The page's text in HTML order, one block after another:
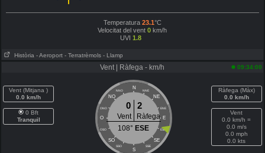
Temperatura 23.1°C
Velocitat del vent 0 km/h
UVI 1.8
Història - Aeroport - Terratrèmols - Llamp
Vent | Ràfega - km/h 09:34:00
Vent (Mitjana )
0.0 km/h
0 Bft
Tranquil
N
NNO NNE
NO NE
ONO ENE
O E
OSO ESE
SO SE
SSO SSE
S
0 2
Vent
Ràfega
108° ESE
Ràfega (Màx)
0.0 km/h
Vent
0.0 km/h =
0.0 m/s
0.0 mph
0.0 kts